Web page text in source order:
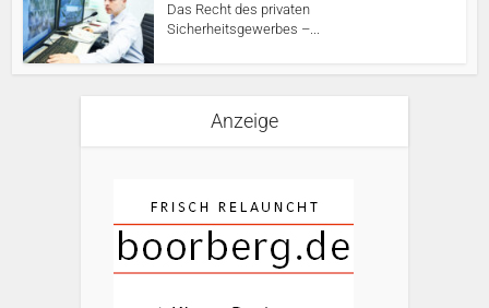
Das Recht des privaten
Sicherheitsgewerbes –...
Anzeige